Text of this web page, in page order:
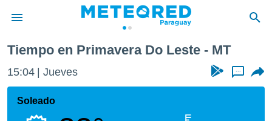
de
ha
Tiempo en Primavera Do Leste - MT
15:04 Jueves ...
Soleado